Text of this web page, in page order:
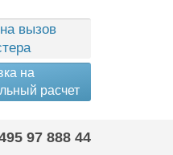
вызов
на
расчет
97 888 44